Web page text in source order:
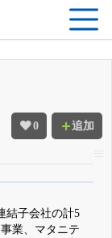
0 追加
用も付きます
結子会社の計5
業、マタニテ